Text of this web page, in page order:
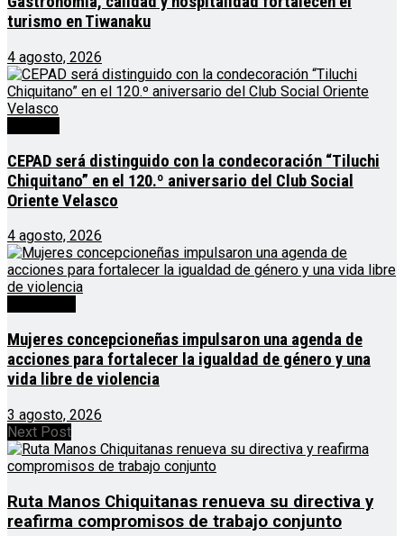
turismo en Tiwanaku
4 agosto, 2026
CEPAD será distinguido con la condecoración “Tiluchi
Chiquitano” en el 120.º aniversario del Club Social
Oriente Velasco
4 agosto, 2026
Mujeres concepcioneñas impulsaron una agenda de
acciones para fortalecer la igualdad de género y una
vida libre de violencia
3 agosto, 2026
Next Post
Ruta Manos Chiquitanas renueva su directiva y
reafirma compromisos de trabajo conjunto